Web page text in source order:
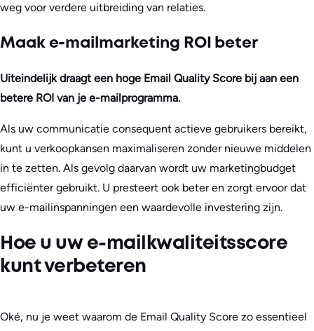
weg voor verdere uitbreiding van relaties.
Maak e-mailmarketing ROI beter
Uiteindelijk draagt een hoge Email Quality Score bij aan een
betere ROI van je e-mailprogramma.
Als uw communicatie consequent actieve gebruikers bereikt,
kunt u verkoopkansen maximaliseren zonder nieuwe middelen
in te zetten. Als gevolg daarvan wordt uw marketingbudget
efficiënter gebruikt. U presteert ook beter en zorgt ervoor dat
uw e-mailinspanningen een waardevolle investering zijn.
Hoe u uw e-mailkwaliteitsscore
kunt verbeteren
Oké, nu je weet waarom de Email Quality Score zo essentieel